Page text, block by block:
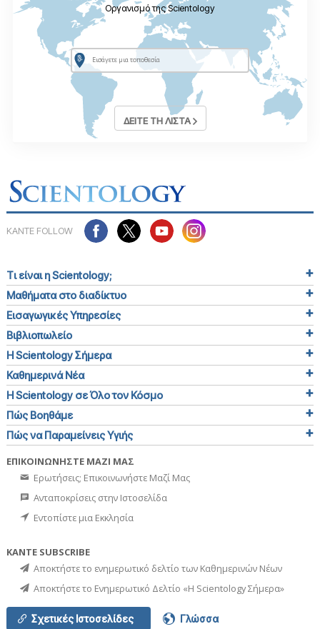
Οργανισμό της Scientology
ΔΕΙΤΕ ΤΗ ΛΙΣΤΑ
ΚΑΝΤΕ FOLLOW
Τι είναι η Scientology;
Μαθήματα στο διαδίκτυο
Εισαγωγικές Υπηρεσίες
Βιβλιοπωλείο
Η Scientology Σήμερα
Καθημερινά Νέα
Η Scientology σε Όλο τον Κόσμο
Πώς Βοηθάμε
Πώς να Παραμείνεις Υγιής
ΕΠΙΚΟΙΝΩΝΗΣΤΕ ΜΑΖΙ ΜΑΣ
Ερωτήσεις; Επικοινωνήστε Μαζί Μας
Ανταποκρίσεις στην Ιστοσελίδα
Εντοπίστε μια Εκκλησία
ΚΑΝΤΕ SUBSCRIBE
Αποκτήστε το ενημερωτικό δελτίο των Καθημερινών Νέων
Αποκτήστε το Ενημερωτικό Δελτίο «Η Scientology Σήμερα»
Σχετικές Ιστοσελίδες Γλώσσα